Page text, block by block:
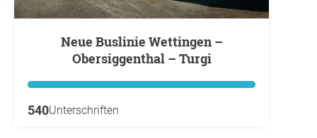
Neue Buslinie Wettingen –
Obersiggenthal – Turgi
540Unterschriften